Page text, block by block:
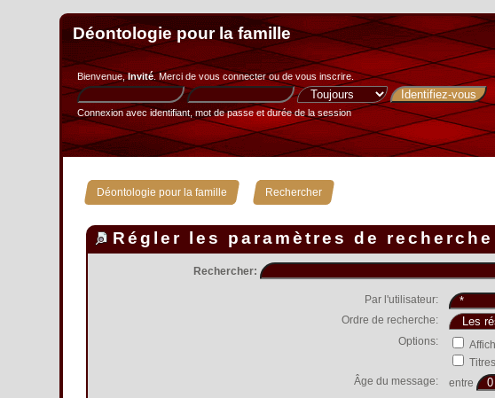
Déontologie pour la famille
Bienvenue,Invité. Merci devous connecterou devous inscrire.
Connexion avec identifiant, mot de passe et durée de la session
Déontologie pour la famille » Rechercher
Régler les paramètres de recherche
Rechercher:
Par l'utilisateur:
Ordre de recherche:
Options:
Âge du message:
entre